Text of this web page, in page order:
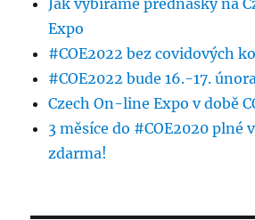
Expo
#COE2022 bez covidových
#COE2022 bude 16.-17.
Czech On-line Expo v době
3 měsíce do #COE2020 plné
zdarma!